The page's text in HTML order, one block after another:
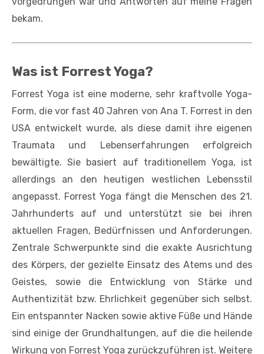
bekam.
Was ist Forrest Yoga?
Forrest Yoga ist eine moderne, sehr kraftvolle Yoga-
Form, die vor fast 40 Jahren von Ana T. Forrest in den
USA entwickelt wurde, als diese damit ihre eigenen
Traumata und Lebenserfahrungen erfolgreich
bewältigte. Sie basiert auf traditionellem Yoga, ist
allerdings an den heutigen westlichen Lebensstil
angepasst. Forrest Yoga fängt die Menschen des 21.
Jahrhunderts auf und unterstützt sie bei ihren
aktuellen Fragen, Bedürfnissen und Anforderungen.
Zentrale Schwerpunkte sind die exakte Ausrichtung
des Körpers, der gezielte Einsatz des Atems und des
Geistes, sowie die Entwicklung von Stärke und
Authentizität bzw. Ehrlichkeit gegenüber sich selbst.
Ein entspannter Nacken sowie aktive Füße und Hände
sind einige der Grundhaltungen, auf die die heilende
Wirkung von Forrest Yoga zurückzuführen ist. Weitere